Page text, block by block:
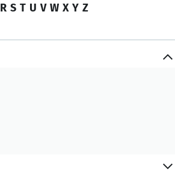
R S T U V W X Y Z